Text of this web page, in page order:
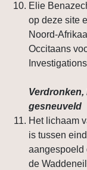
Elie
op deze site
Noord-
Occitaans
gesneuveld
Het lichaam
is tussen
aangespoeld
de